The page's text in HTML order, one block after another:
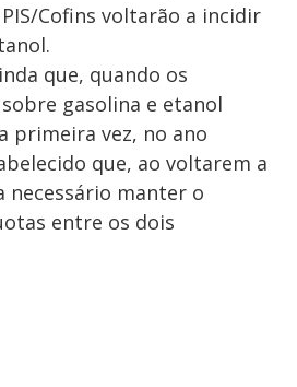
Cofins voltarão a incidir
que, quando os
gasolina e etanol
primeira vez, no ano
que, ao voltarem a
necessário manter o
entre os dois